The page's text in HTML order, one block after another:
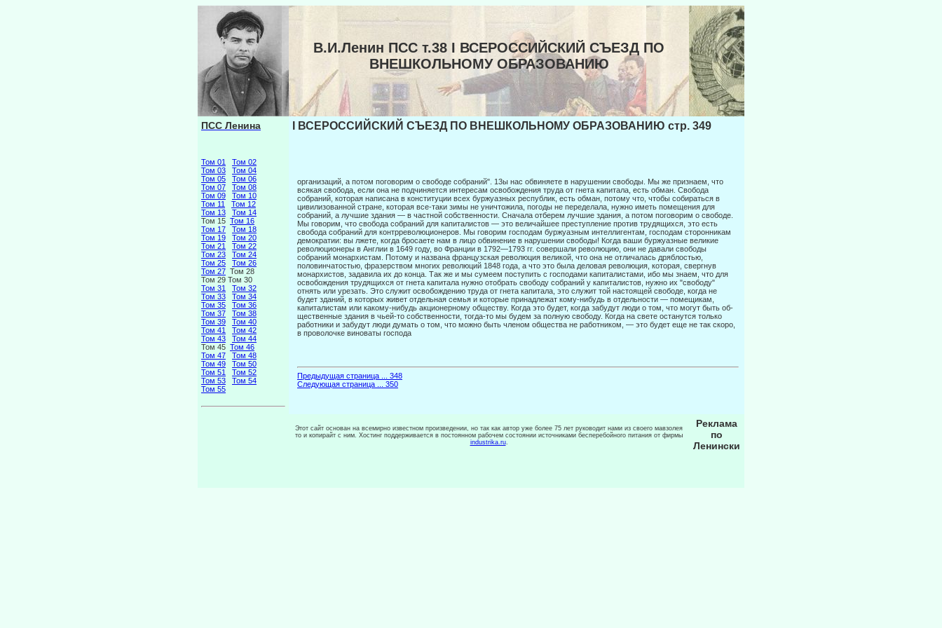
В.И.Ленин ПСС т.38 I ВСЕРОССИЙСКИЙ СЪЕЗД ПО
ВНЕШКОЛЬНОМУ ОБРАЗОВАНИЮ
ПСС Ленина
Том 01
Том 02
Том 03
Том 04
Том 05
Том 06
Том 07
Том 08
Том 09
Том 10
Том 11
Том 12
Том 13
Том 14
Том 15 Том 16
Том 17
Том 18
Том 19
Том 20
Том 21
Том 22
Том 23
Том 24
Том 25
Том 26
Том 27 Том 28
Том 29 Том 30
Том 31
Том 32
Том 33
Том 34
Том 35
Том 36
Том 37
Том 38
Том 39
Том 40
Том 41
Том 42
Том 43
Том 44
Том 45 Том 46
Том 47
Том 48
Том 49
Том 50
Том 51
Том 52
Том 53
Том 54
Том 55
I ВСЕРОССИЙСКИЙ СЪЕЗД ПО ВНЕШКОЛЬНОМУ ОБРАЗОВАНИЮ стр. 349
организаций, а потом поговорим о свободе собраний". 13ы нас обвиняете в нарушении свободы. Мы же признаем, что
всякая свобода, если она не подчиняется интересам ос­вобождения труда от гнета капитала, есть обман. Свобода
собраний, которая написана в конституции всех буржуазных республик, есть обман, потому что, чтобы собираться в
цивилизованной стране, которая все-таки зимы не уничтожила, погоды не переделала, нужно иметь помещения для
собраний, а лучшие здания — в частной собственности. Сначала отберем лучшие здания, а потом поговорим о свободе.
Мы говорим, что свобода собраний для капиталистов — это величайшее преступле­ние против трудящихся, это есть
свобода собраний для контрреволюционеров. Мы го­ворим господам буржуазным интеллигентам, господам сторонникам
демократии: вы лжете, когда бросаете нам в лицо обвинение в нарушении свободы! Когда ваши буржу­азные великие
революционеры в Англии в 1649 году, во Франции в 1792—1793 гг. со­вершали революцию, они не давали свободы
собраний монархистам. Потому и названа французская революция великой, что она не отличалась дряблостью,
половинчатостью, фразерством многих революций 1848 года, а что это была деловая революция, которая, свергнув
монархистов, задавила их до конца. Так же и мы сумеем поступить с господа­ми капиталистами, ибо мы знаем, что для
освобождения трудящихся от гнета капитала нужно отобрать свободу собраний у капиталистов, нужно их "свободу"
отнять или уре­зать. Это служит освобождению труда от гнета капитала, это служит той настоящей свободе, когда не
будет зданий, в которых живет отдельная семья и которые принадле­жат кому-нибудь в отдельности — помещикам,
капиталистам или какому-нибудь ак­ционерному обществу. Когда это будет, когда забудут люди о том, что могут быть об­
щественные здания в чьей-то собственности, тогда-то мы будем за полную свободу. Когда на свете останутся только
работники и забудут люди думать о том, что можно быть членом общества не работником, — это будет еще не так скоро,
в проволочке ви­новаты господа
Предыдущая страница ... 348
Следующая страница ... 350
Этот сайт основан на всемирно известном произведении, но так как автор уже более 75 лет руководит нами из своего мавзолея
то и копирайт с ним. Хостинг поддерживается в постоянном рабочем состоянии источниками бесперебойного питания от фирмы
industrika.ru.
Реклама
по
Ленински